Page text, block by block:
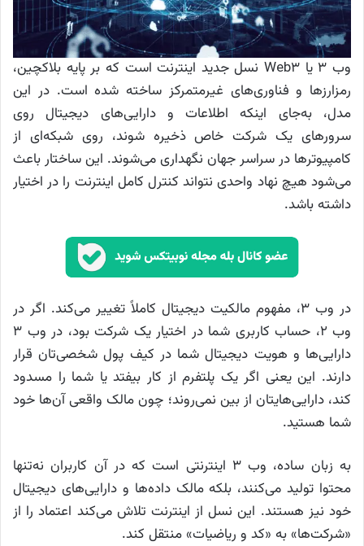
وب ۳ یا Web3 نسل جدید اینترنت است که بر پایه بلاکچین،
رمزارزها و فناوری‌های غیرمتمرکز ساخته شده است. در این
مدل، به‌جای اینکه اطلاعات و دارایی‌های دیجیتال روی
سرورهای یک شرکت خاص ذخیره شوند، روی شبکه‌ای از
کامپیوترها در سراسر جهان نگهداری می‌شوند. این ساختار باعث
می‌شود هیچ نهاد واحدی نتواند کنترل کامل اینترنت را در اختیار
داشته باشد.
در وب ۳، مفهوم مالکیت دیجیتال کاملاً تغییر می‌کند. اگر در
وب ۲، حساب کاربری شما در اختیار یک شرکت بود، در وب ۳
دارایی‌ها و هویت دیجیتال شما در کیف پول شخصی‌تان قرار
دارند. این یعنی اگر یک پلتفرم از کار بیفتد یا شما را مسدود
کند، دارایی‌هایتان از بین نمی‌روند؛ چون مالک واقعی آن‌ها خود
شما هستید.
به زبان ساده، وب ۳ اینترنتی است که در آن کاربران نه‌تنها
محتوا تولید می‌کنند، بلکه مالک داده‌ها و دارایی‌های دیجیتال
خود نیز هستند. این نسل از اینترنت تلاش می‌کند اعتماد را از
«شرکت‌ها» به «کد و ریاضیات» منتقل کند.